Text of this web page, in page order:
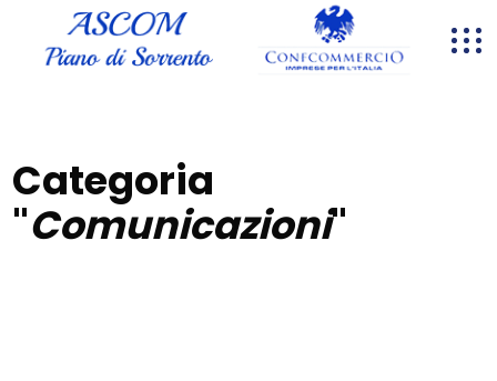
Categoria
"Comunicazioni"